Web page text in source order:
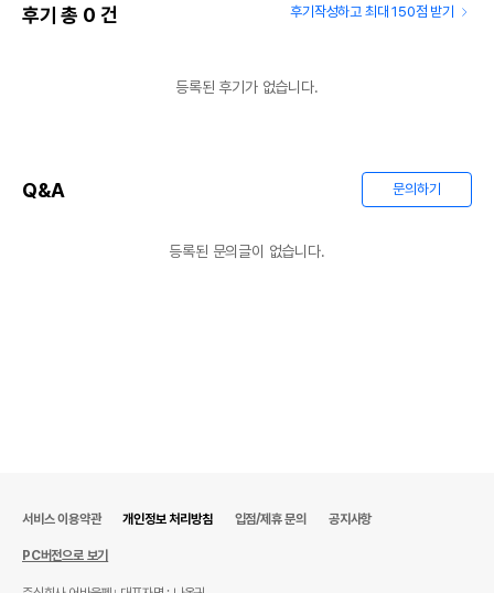
제조자,수입품의 경우
상품상세설명 참조
후기 총 0 건 후기작성하고 최대 150점 받기
등록된 후기가 없습니다.
Q&A 문의하기
등록된 문의글이 없습니다.
서비스 이용약관 개인정보 처리방침 입점/제휴 문의 공지사항
PC버전으로 보기